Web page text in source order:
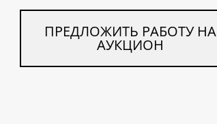
ПРЕДЛОЖИТЬ РАБОТУ НА
АУКЦИОН